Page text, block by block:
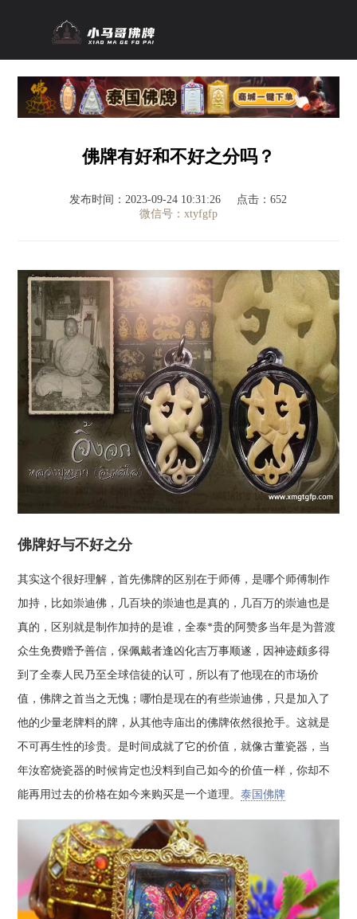
佛牌有好和不好之分吗？
发布时间：2023-09-24 10:31:26
点击：652
微信号：xtyfgfp
佛牌好与不好之分
其实这个很好理解，首先佛牌的区别在于师傅，是哪个师傅制作
加持，比如崇迪佛，几百块的崇迪也是真的，几百万的崇迪也是
真的，区别就是制作加持的是谁，全泰*贵的阿赞多当年是为普渡
众生免费赠予善信，保佩戴者逢凶化吉万事顺遂，因神迹颇多得
到了全泰人民乃至全球信徒的认可，所以有了他现在的市场价
值，佛牌之首当之无愧；哪怕是现在的有些崇迪佛，只是加入了
他的少量老牌料的牌，从其他寺庙出的佛牌依然很抢手。这就是
不可再生性的珍贵。是时间成就了它的价值，就像古董瓷器，当
年汝窑烧瓷器的时候肯定也没料到自己如今的价值一样，你却不
能再用过去的价格在如今来购买是一个道理。泰国佛牌